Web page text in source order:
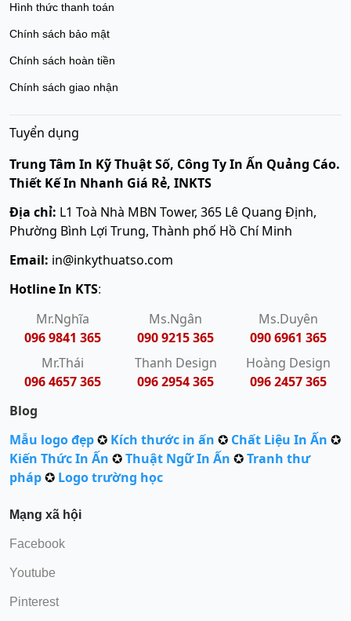
Hình thức thanh toán
Chính sách bảo mật
Chính sách hoàn tiền
Chính sách giao nhận
Tuyển dụng
Trung Tâm In Kỹ Thuật Số, Công Ty In Ấn Quảng Cáo.
Thiết Kế In Nhanh Giá Rẻ, INKTS
Địa chỉ: L1 Toà Nhà MBN Tower, 365 Lê Quang Định,
Phường Bình Lợi Trung, Thành phố Hồ Chí Minh
Email: in@inkythuatso.com
Hotline In KTS:
Mr.Nghĩa
096 9841 365
Ms.Ngân
090 9215 365
Ms.Duyên
090 6961 365
Mr.Thái
096 4657 365
Thanh Design
096 2954 365
Hoàng Design
096 2457 365
Blog
Mẫu logo đẹp✪ Kích thước in ấn ✪ Chất Liệu In Ấn ✪
Kiến Thức In Ấn ✪Thuật Ngữ In Ấn ✪Tranh thư
pháp✪ Logo trường học
Mạng xã hội
Facebook
Youtube
Pinterest